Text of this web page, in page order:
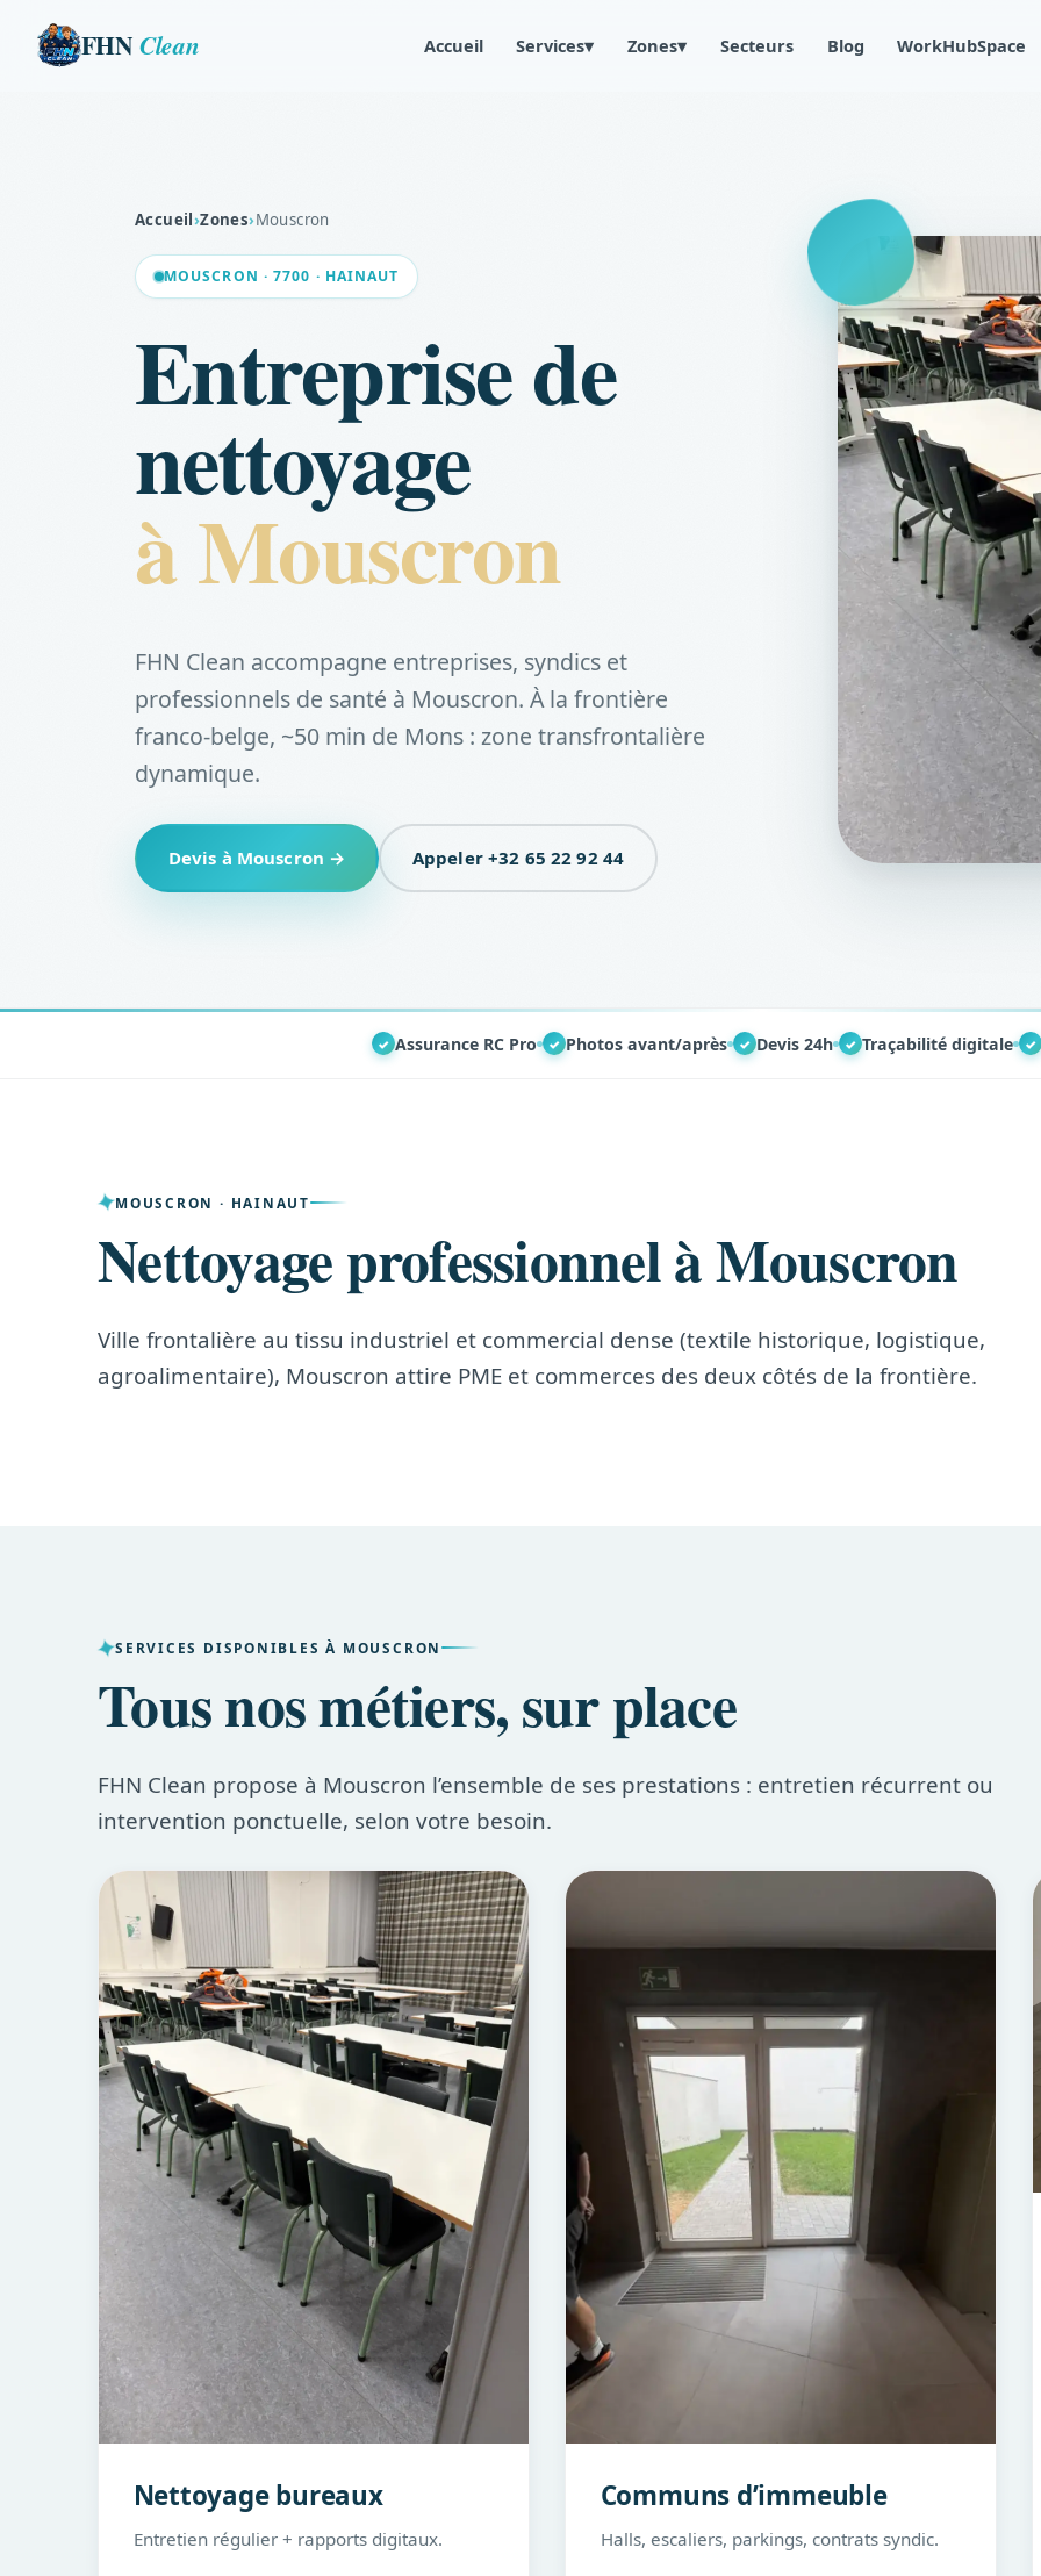
FHN Clean Accueil Services▾ Zones▾ Secteurs Blog WorkHubSpace
Accueil›Zones›Mouscron
MOUSCRON · 7700 · HAINAUT
Entreprise de
nettoyage
à Mouscron
FHN Clean accompagne entreprises, syndics et
professionnels de santé à Mouscron. À la frontière
franco-belge, ~50 min de Mons : zone transfrontalière
dynamique.
Devis à Mouscron → Appeler +32 65 22 92 44
✓ Assurance RC Pro ✓ Photos avant/après ✓ Devis 24h ✓ Traçabilité digitale ✓
MOUSCRON · HAINAUT
Nettoyage professionnel à Mouscron
Ville frontalière au tissu industriel et commercial dense (textile historique, logistique,
agroalimentaire), Mouscron attire PME et commerces des deux côtés de la frontière.
SERVICES DISPONIBLES À MOUSCRON
Tous nos métiers, sur place
FHN Clean propose à Mouscron l’ensemble de ses prestations : entretien récurrent ou
intervention ponctuelle, selon votre besoin.
Nettoyage bureaux
Entretien régulier + rapports digitaux.
Communs d’immeuble
Halls, escaliers, parkings, contrats syndic.